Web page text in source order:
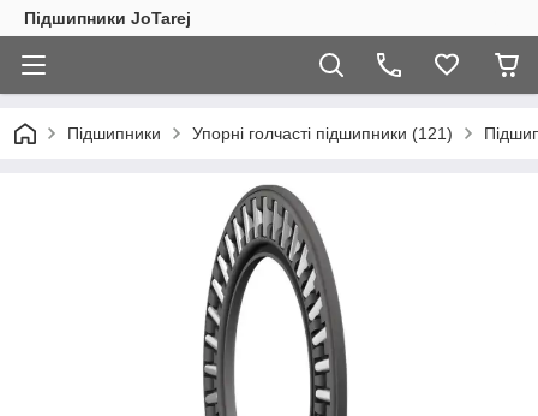
Підшипники JoTarej
Підшипники Упорні голчасті підшипники (121)